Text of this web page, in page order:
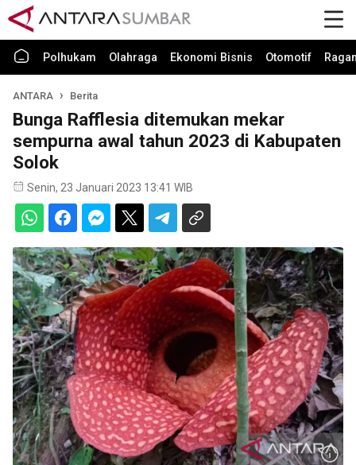
Polhukam Olahraga Ekonomi Bisnis Otomotif
ANTARA Berita
Bunga Rafflesia ditemukan mekar
sempurna awal tahun 2023 di Kabupaten
Solok
Senin, 23 Januari 2023 13:41 WIB